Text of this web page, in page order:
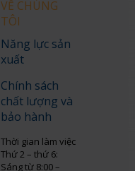
VỀ CHÚNG
TÔI
Năng lực sản
xuất
Chính sách
chất lượng và
bảo hành
Thời gian làm việc
Thứ 2 – thứ 6:
Sáng từ 8:00 –